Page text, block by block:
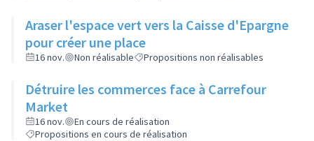
Araser l'espace vert vers la Caisse d'Epargne
pour créer une place
16 nov. Non réalisable Propositions non réalisables
Détruire les commerces face à Carrefour
Market
16 nov.
En cours de réalisation
Propositions en cours de réalisation